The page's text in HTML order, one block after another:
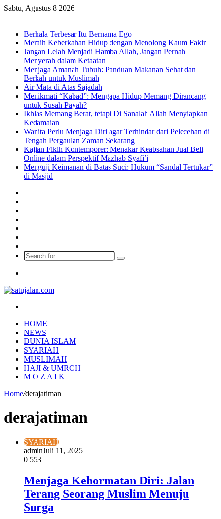
Sabtu, Agustus 8 2026
Berhala Terbesar Itu Bernama Ego
Meraih Keberkahan Hidup dengan Menolong Kaum Fakir
Jangan Lelah Menjadi Hamba Allah, Jangan Pernah
Menyerah dalam Ketaatan
Menjaga Amanah Tubuh: Panduan Makanan Sehat dan
Berkah untuk Muslimah
Air Mata di Atas Sajadah
Menikmati “Kabad”: Mengapa Hidup Memang Dirancang
untuk Susah Payah?
Ikhlas Memang Berat, tetapi Di Sanalah Allah Menyiapkan
Kedamaian
Wanita Perlu Menjaga Diri agar Terhindar dari Pelecehan di
Tengah Pergaulan Zaman Sekarang
Kajian Fikih Kontemporer: Menakar Keabsahan Jual Beli
Online dalam Perspektif Mazhab Syafi’i
Menguji Keimanan di Batas Suci: Hukum “Sandal Tertukar”
di Masjid
Search
HOME
NEWS
DUNIA ISLAM
SYARIAH
MUSLIMAH
HAJI & UMROH
M O Z A I K
Home/derajatiman
derajatiman
SYARIAH
adminJuli 11, 2025
0 553
Menjaga Kehormatan Diri: Jalan
Terang Seorang Muslim Menuju
Surga